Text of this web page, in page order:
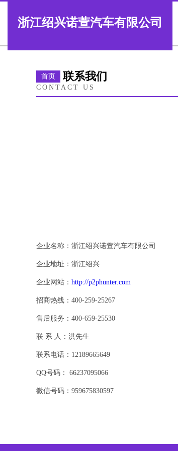
浙江绍兴诺萱汽车有限公司
首页 联系我们
CONTACT US
企业名称：浙江绍兴诺萱汽车有限公司
企业地址：浙江绍兴
企业网站： http://p2phunter.com
招商热线：400-259-25267
售后服务：400-659-25530
联 系 人：洪先生
联系电话：12189665649
QQ号码： 66237095066
微信号码：959675830597